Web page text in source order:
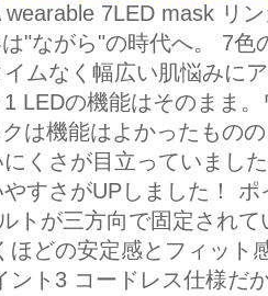
wearable 7LED mask リ
"ながら"の時代へ。 7
イムなく幅広い肌悩みに
LEDの機能はそのまま
は機能はよかったもの
くさが目立っていまし
やすさがUPしました！
トが三方向で固定され
ほどの安定感とフィット
ント3 コードレス仕様だ